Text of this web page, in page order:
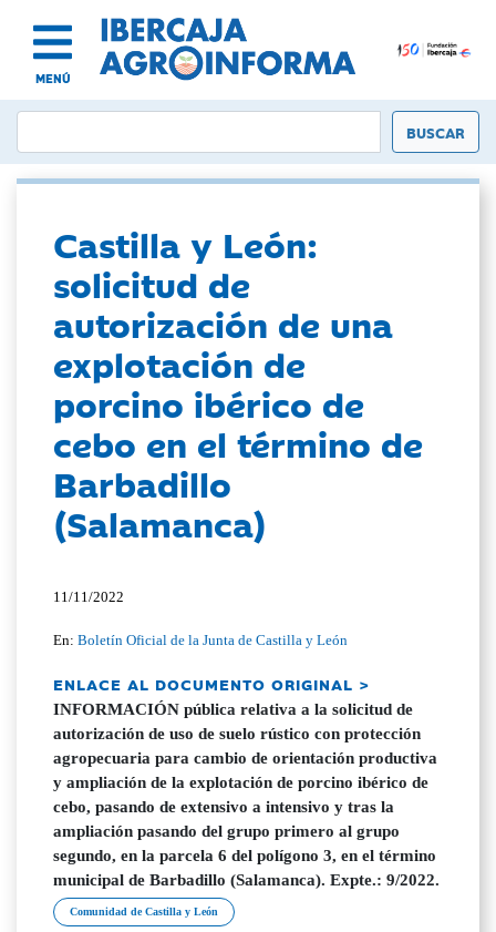
MENÚ
Castilla y León:
solicitud de
autorización de una
explotación de
porcino ibérico de
cebo en el término de
Barbadillo
(Salamanca)
11/11/2022
En:Boletín Oficial de la Junta de Castilla y León
ENLACE AL DOCUMENTO ORIGINAL >
INFORMACIÓN pública relativa a la solicitud de
autorización de uso de suelo rústico con protección
agropecuaria para cambio de orientación productiva
y ampliación de la explotación de porcino ibérico de
cebo, pasando de extensivo a intensivo y tras la
ampliación pasando del grupo primero al grupo
segundo, en la parcela 6 del polígono 3, en el término
municipal de Barbadillo (Salamanca). Expte.: 9/2022.
Comunidad de Castilla y León